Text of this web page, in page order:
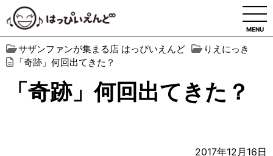
MENU
サザンファンが集まる店 はっぴいえんど
りえにっき
「奇跡」何回出てきた？
「奇跡」何回出てきた？
2017年12月16日